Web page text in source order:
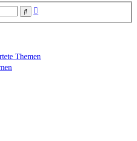
Suche
Themen